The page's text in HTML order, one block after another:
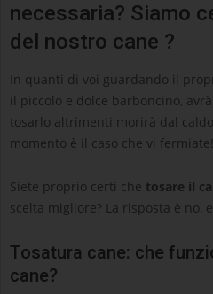
necessaria? Siamo
del nostro cane ?
In quanti di voi guardando il
il piccolo e dolce barboncino,
tosarlo altrimenti morirà dal
momento è il caso che vi fermiate!
Siete proprio certi che tosare il
scelta migliore? La risposta è no,
Tosatura cane: che
cane?